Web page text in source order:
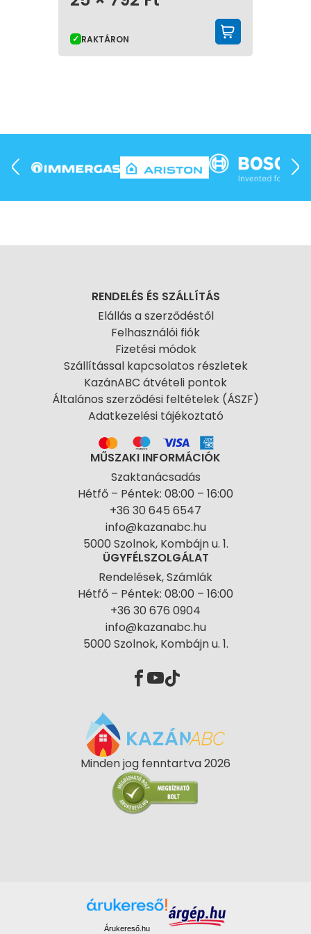
RAKTÁRON
RENDELÉS ÉS SZÁLLÍTÁS
Elállás a szerződéstől
Felhasználói fiók
Fizetési módok
Szállítással kapcsolatos részletek
KazánABC átvételi pontok
Általános szerződési feltételek (ÁSZF)
Adatkezelési tájékoztató
MŰSZAKI INFORMÁCIÓK
Szaktanácsadás
Hétfő – Péntek: 08:00 – 16:00
+36 30 645 6547
info@kazanabc.hu
5000 Szolnok, Kombájn u. 1.
ÜGYFÉLSZOLGÁLAT
Rendelések, Számlák
Hétfő – Péntek: 08:00 – 16:00
+36 30 676 0904
info@kazanabc.hu
5000 Szolnok, Kombájn u. 1.
Minden jog fenntartva 2026
Árukereső.hu